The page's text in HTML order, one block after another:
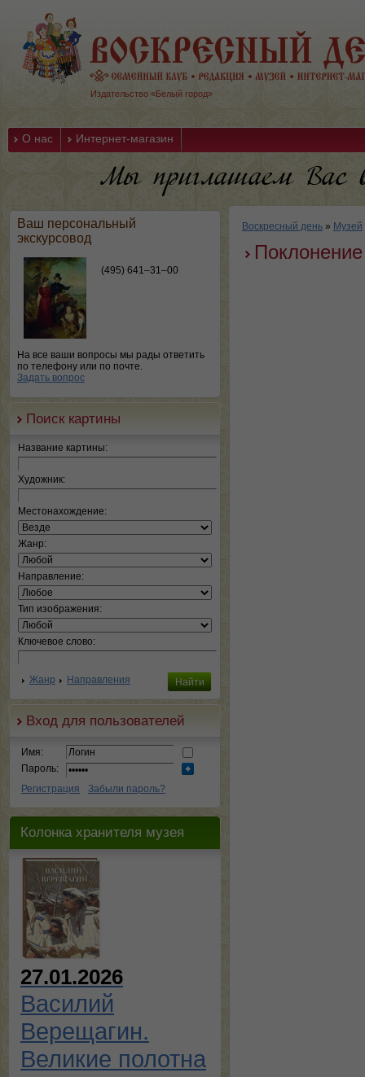
Издательство «Белый город»
О нас Интернет-магазин
Ваш персональный
экскурсовод
(495) 641–31–00
На все ваши вопросы мы рады ответить
по телефону или по почте.
Задать вопрос
Поиск картины
Название картины:
Художник:
Местонахождение:
Жанр:
Направление:
Тип изображения:
Ключевое слово:
Жанр Направления
Вход для пользователей
Имя:
Пароль:
Регистрация
Забыли пароль?
Колонка хранителя музея
27.01.2026
Василий
Верещагин.
Великие полотна
Воскресный день » Музей